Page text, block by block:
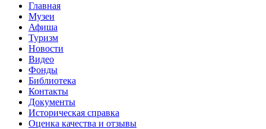
Главная
Музеи
Афиша
Туризм
Новости
Видео
Фонды
Библиотека
Контакты
Документы
Историческая справка
Оценка качества и отзывы